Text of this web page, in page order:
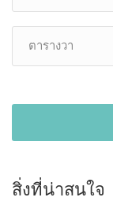
สิ่งที่น่าสนใจ